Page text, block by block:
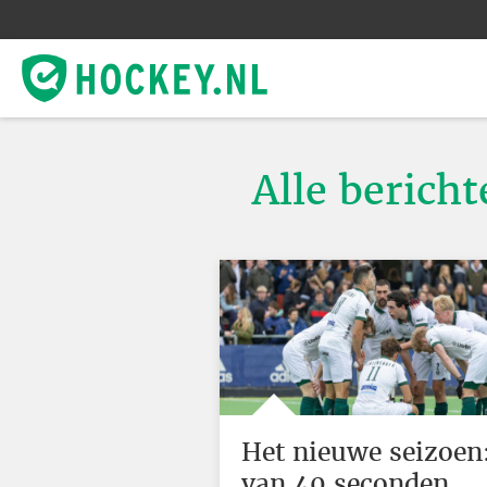
Alle
Het nieuwe